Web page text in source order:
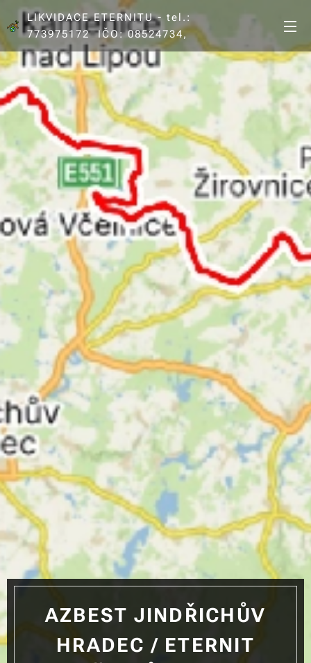
LIKVIDACE ETERNITU - tel.:
773975172 IČO: 08524734,
DIČ: CZ8202220895
AZBEST JINDŘICHŮV
HRADEC / ETERNIT